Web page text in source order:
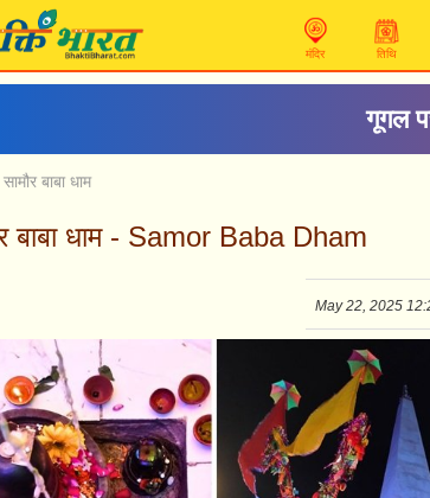
मंदिर तिथि
गूगल
सामौर बाबा धाम
बाबा धाम - Samor Baba Dham
May 22, 2025